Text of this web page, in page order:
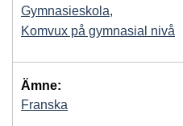
Gymnasieskola,
Komvux på gymnasial nivå
Ämne:
Franska